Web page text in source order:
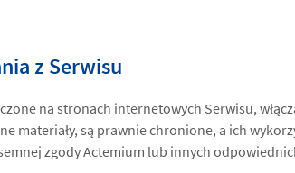
z Serwisu
na stronach internetowych Serwisu,
materiały, są prawnie chronione, a ich
zgody Actemium lub innych